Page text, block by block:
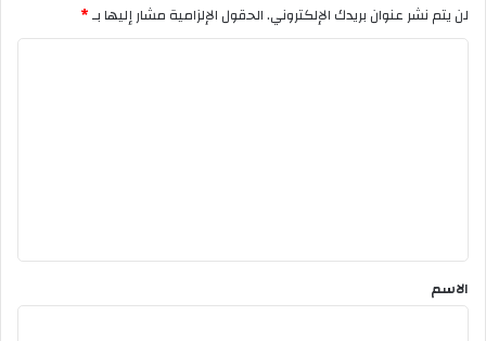
لن يتم نشر عنوان بريدك الإلكتروني.الحقول الإلزامية مشار إليها بـ*
*
الاسم